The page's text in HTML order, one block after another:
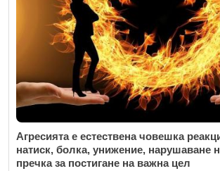
Агресията е естествена човешка
натиск, болка, унижение, нарушаване
пречка за постигане на важна цел